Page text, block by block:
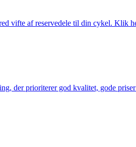
vifte af reservedele til din cykel. Klik
der prioriterer god kvalitet, gode